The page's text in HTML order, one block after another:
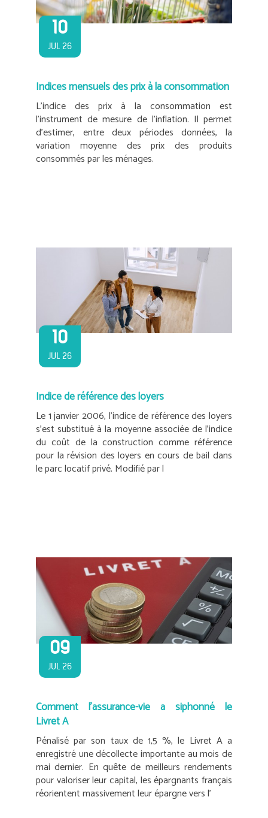
10
JUL 26
Indices mensuels des prix à la consommation
L’indice des prix à la consommation est
l’instrument de mesure de l’inflation. Il permet
d’estimer, entre deux périodes données, la
variation moyenne des prix des produits
consommés par les ménages.
10
JUL 26
Indice de référence des loyers
Le 1 janvier 2006, l’indice de référence des loyers
s’est substitué à la moyenne associée de l’indice
du coût de la construction comme référence
pour la révision des loyers en cours de bail dans
le parc locatif privé. Modifié par l
09
JUL 26
Comment l’assurance-vie a siphonné le
Livret A
Pénalisé par son taux de 1,5 %, le Livret A a
enregistré une décollecte importante au mois de
mai dernier. En quête de meilleurs rendements
pour valoriser leur capital, les épargnants français
réorientent massivement leur épargne vers l’